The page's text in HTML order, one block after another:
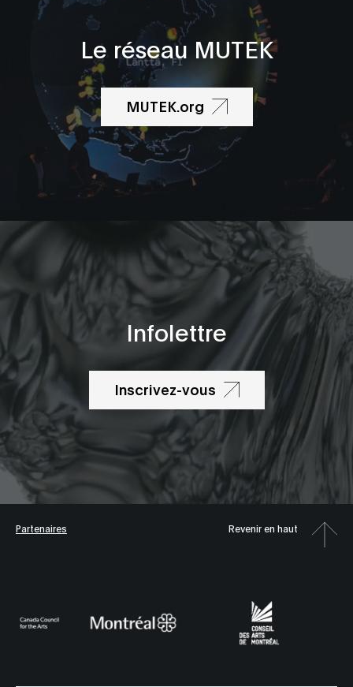
Le réseau MUTEK
MUTEK.org
Infolettre
Inscrivez-vous
Partenaires Revenir en haut